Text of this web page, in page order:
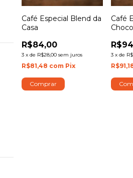
Café Especial Blend da
Casa
R$84,00
3 xde R$28,00 sem juros
R$81,48 com Pix
Comprar
Café
3 xde